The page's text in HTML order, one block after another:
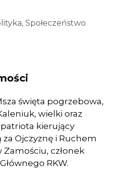
, Społeczeństwo
święta pogrzebowa,
wielki oraz
kierujący
Ojczyznę i Ruchem
członek
RKW.